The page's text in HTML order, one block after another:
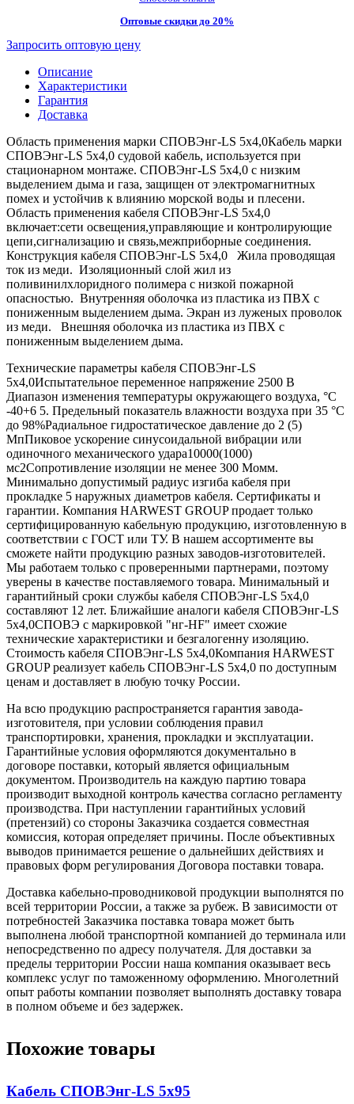
Оптовые скидки до 20%
Запросить оптовую цену
Описание
Характеристики
Гарантия
Доставка
Область применения марки СПОВЭнг-LS 5х4,0Кабель марки
СПОВЭнг-LS 5х4,0 судовой кабель, используется при
стационарном монтаже. СПОВЭнг-LS 5х4,0 с низким
выделением дыма и газа, защищен от электромагнитных
помех и устойчив к влиянию морской воды и плесени.
Область применения кабеля СПОВЭнг-LS 5х4,0
включает:сети освещения,управляющие и контролирующие
цепи,сигнализацию и связь,межприборные соединения.
Конструкция кабеля СПОВЭнг-LS 5х4,0 Жила проводящая
ток из меди. Изоляционный слой жил из
поливинилхлоридного полимера с низкой пожарной
опасностью. Внутренняя оболочка из пластика из ПВХ с
пониженным выделением дыма. Экран из луженых проволок
из меди. Внешняя оболочка из пластика из ПВХ с
пониженным выделением дыма.
Технические параметры кабеля СПОВЭнг-LS
5х4,0Испытательное переменное напряжение 2500 В
Диапазон изменения температуры окружающего воздуха, °С
-40+6 5. Предельный показатель влажности воздуха при 35 °С
до 98%Радиальное гидростатическое давление до 2 (5)
МпПиковое ускорение синусоидальной вибрации или
одиночного механического удара10000(1000)
мс2Сопротивление изоляции не менее 300 Момм.
Минимально допустимый радиус изгиба кабеля при
прокладке 5 наружных диаметров кабеля. Сертификаты и
гарантии. Компания HARWEST GROUP продает только
сертифицированную кабельную продукцию, изготовленную в
соответствии с ГОСТ или ТУ. В нашем ассортименте вы
сможете найти продукцию разных заводов-изготовителей.
Мы работаем только с проверенными партнерами, поэтому
уверены в качестве поставляемого товара. Минимальный и
гарантийный сроки службы кабеля СПОВЭнг-LS 5х4,0
составляют 12 лет. Ближайшие аналоги кабеля СПОВЭнг-LS
5х4,0СПОВЭ с маркировкой "нг-HF" имеет схожие
технические характеристики и безгалогенну изоляцию.
Стоимость кабеля СПОВЭнг-LS 5х4,0Компания HARWEST
GROUP реализует кабель СПОВЭнг-LS 5х4,0 по доступным
ценам и доставляет в любую точку России.
На всю продукцию распространяется гарантия завода-
изготовителя, при условии соблюдения правил
транспортировки, хранения, прокладки и эксплуатации.
Гарантийные условия оформляются документально в
договоре поставки, который является официальным
документом. Производитель на каждую партию товара
производит выходной контроль качества согласно регламенту
производства. При наступлении гарантийных условий
(претензий) со стороны Заказчика создается совместная
комиссия, которая определяет причины. После объективных
выводов принимается решение о дальнейших действиях и
правовых форм регулирования Договора поставки товара.
Доставка кабельно-проводниковой продукции выполнятся по
всей территории России, а также за рубеж. В зависимости от
потребностей Заказчика поставка товара может быть
выполнена любой транспортной компанией до терминала или
непосредственно по адресу получателя. Для доставки за
пределы территории России наша компания оказывает весь
комплекс услуг по таможенному оформлению. Многолетний
опыт работы компании позволяет выполнять доставку товара
в полном объеме и без задержек.
Похожие товары
Кабель СПОВЭнг-LS 5х95